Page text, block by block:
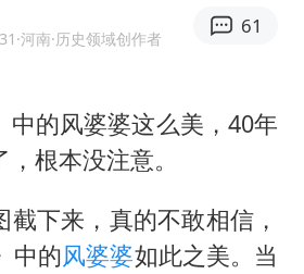
“空调24小时开着更省电”不实
“不建议大家买深色蛋糕”
台风白海豚逼近 暴雨大暴雨来袭
男子杀人后逃进深山21年活得像野人
·河南·历史领域创作者
61
中的风婆婆这么美，40年
根本没注意。
下来，真的不敢相信，
中的风婆婆如此之美。当